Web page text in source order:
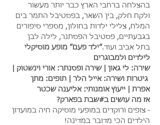
בהצלחה ברחבי הארץ כבר יותר מעשור
ולקח חלק, בין השאר, בפסטיבל התמר בים
המלח, צלילי ילדות בחולון, מספרי סיפורים
בגבעתיים, פסטיבל הפסתנר, לילה לבן
בתל אביב ועוד.״ילד פעם״ מופע מוסיקלי
לילדים ולמבוגרים
שירה: לי גאון | שירה ופסנתר: אורי וינשטוק |
גיטרות ושירה: אייל הלר | תופים: מתן
אפרת | ייעוץ אומנותי: אליענה שכטר
אז מה עושים ב#שבת בפארק?
- צופים ורוקדים במופעי מוסיקה חיה במועדון
הילדים הכי מדובר במדינה!